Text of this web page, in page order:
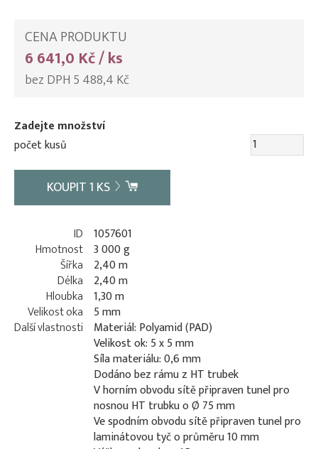
CENA PRODUKTU
6 641,0 Kč / ks
bez DPH 5 488,4 Kč
Zadejte množství
počet kusů
KOUPIT1 KS
ID 1057601
Hmotnost 3 000 g
Šířka
2,40 m
Délka
2,40 m
Hloubka 1,30 m
Velikost oka
5 mm
Další vlastnosti
Materiál: Polyamid (PAD)
Velikost ok: 5 x 5 mm
Síla materiálu: 0,6 mm
Dodáno bez rámu z HT trubek
V horním obvodu sítě připraven tunel pro
nosnou HT trubku o Ø 75 mm
Ve spodním obvodu sítě připraven tunel pro
laminátovou tyč o průměru 10 mm